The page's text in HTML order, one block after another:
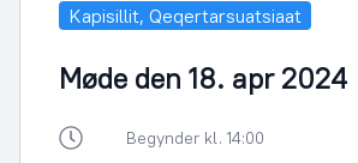
Kapisillit, Qeqertarsuatsiaat
Møde den 18. apr 2024
Begynder kl. 14:00